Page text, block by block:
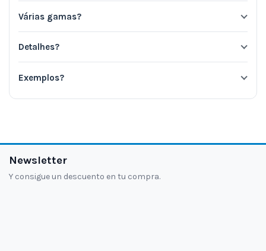
Várias gamas?
Detalhes?
Exemplos?
Newsletter
Y consigue un descuento en tu compra.